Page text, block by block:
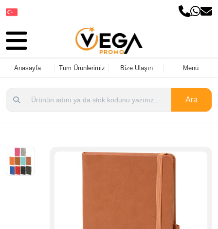
Anasayfa Tüm Ürünlerimiz Bize Ulaşın Menü
Ara